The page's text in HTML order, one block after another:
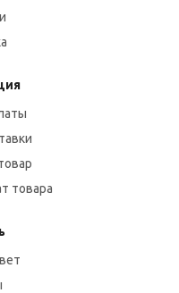
товара